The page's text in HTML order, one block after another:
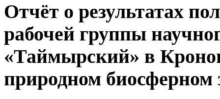
Отчёт о результатах
рабочей группы
«Таймырский» в
природном биосферном